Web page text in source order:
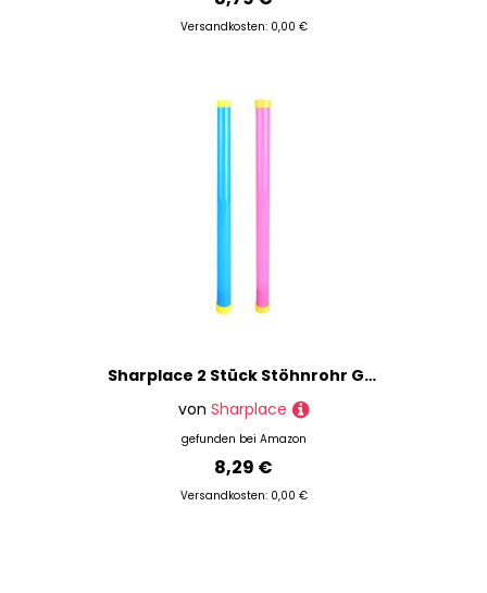
Versandkosten: 0,00 €
Sharplace 2 Stück Stöhnrohr Geräuschemacher für Party, Plastik lustiger Party Geräuschemacher, Stöhnrohr Geräuschemacher, Plastikrohr Sound Stick Partyspielzeug für Hochzeit, Geburtstag, Konzert
von Sharplace
gefunden bei Amazon
8,29 €
Versandkosten: 0,00 €